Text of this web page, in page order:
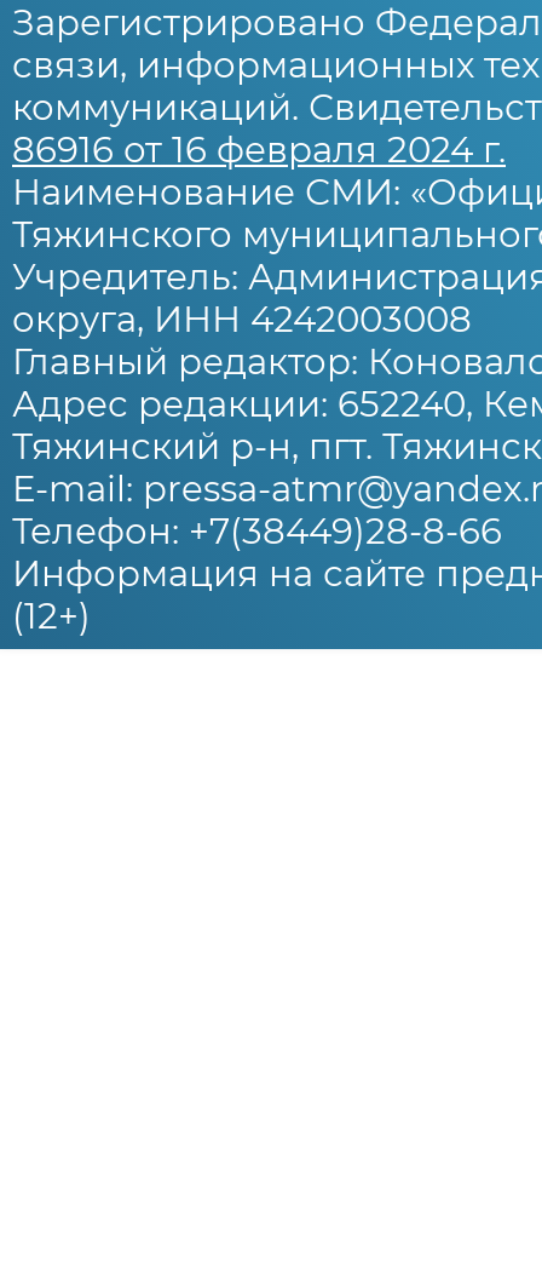
Зарегистрировано
связи, информационных
коммуникаций.
86916 от 16 февраля 2024 г.
Наименование СМИ:
Тяжинского
Учредитель:
округа, ИНН 4242003008
Главный редактор:
Адрес редакции: 652240,
Тяжинский р-н, пгт.
E-mail: pressa-
Телефон: +7(38449)28-8-66
Информация на сайте
(12+)